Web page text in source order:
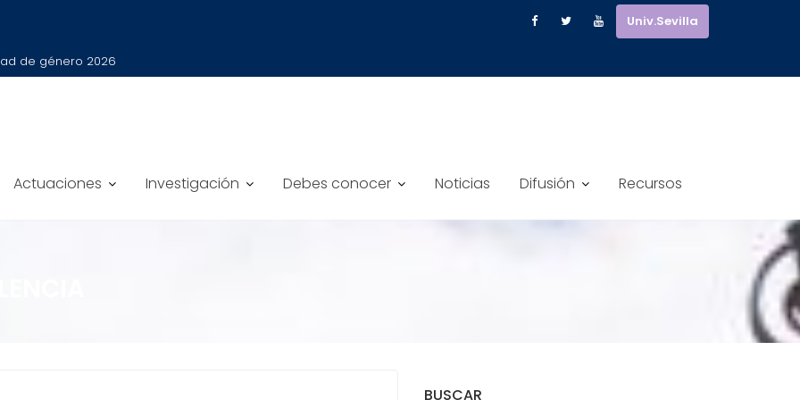
de género 2026
Univ.Sevilla
Actuaciones Investigación Debes conocer Noticias Difusión Recursos
BUSCAR